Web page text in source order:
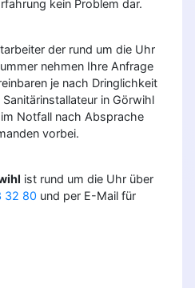
kein Problem dar.
der rund um die Uhr
nehmen Ihre Anfrage
je nach Dringlichkeit
in Görwihl
Notfall nach Absprache
vorbei.
ist rund um die Uhr über
32 80 und per E-Mail für